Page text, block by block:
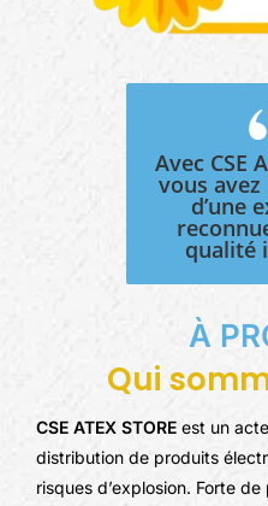
Avec CSE
vous avez
d’une
qualité
À
Qui
CSE ATEX STORE est un
distribution de produits
risques d’explosion. Forte